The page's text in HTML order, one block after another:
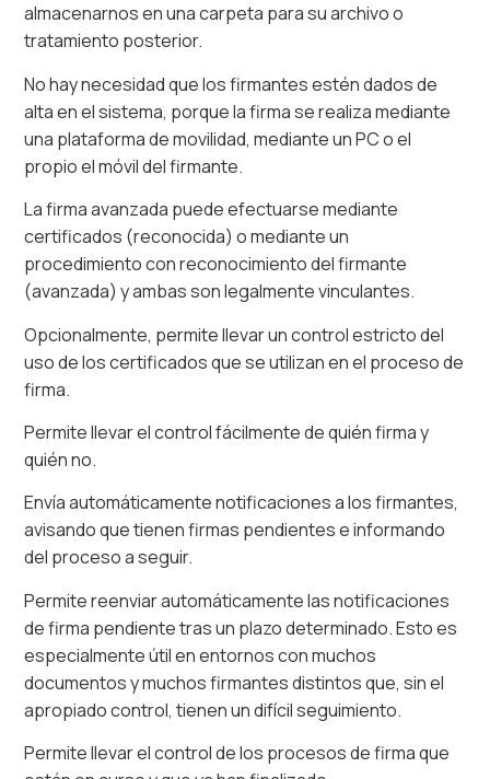
almacenarnos en una carpeta para su archivo o
tratamiento posterior.
No hay necesidad que los firmantes estén dados de
alta en el sistema, porque la firma se realiza mediante
una plataforma de movilidad, mediante un PC o el
propio el móvil del firmante.
La firma avanzada puede efectuarse mediante
certificados (reconocida) o mediante un
procedimiento con reconocimiento del firmante
(avanzada) y ambas son legalmente vinculantes.
Opcionalmente, permite llevar un control estricto del
uso de los certificados que se utilizan en el proceso de
firma.
Permite llevar el control fácilmente de quién firma y
quién no.
Envía automáticamente notificaciones a los firmantes,
avisando que tienen firmas pendientes e informando
del proceso a seguir.
Permite reenviar automáticamente las notificaciones
de firma pendiente tras un plazo determinado. Esto es
especialmente útil en entornos con muchos
documentos y muchos firmantes distintos que, sin el
apropiado control, tienen un difícil seguimiento.
Permite llevar el control de los procesos de firma que